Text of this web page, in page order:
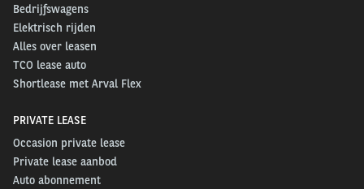
Bedrijfswagens
Elektrisch rijden
Alles over leasen
TCO lease auto
Shortlease met Arval Flex
PRIVATE LEASE
Occasion private lease
Private lease aanbod
Auto abonnement